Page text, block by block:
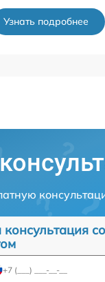
Узнать подробнее
со